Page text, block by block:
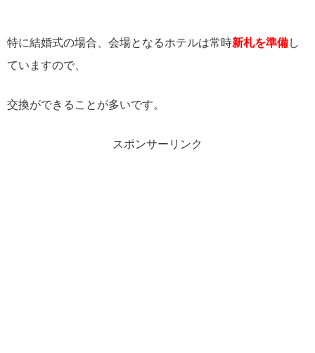
特に結婚式の場合、会場となるホテルは常時新札を準備し
ていますので、
交換ができることが多いです。
スポンサーリンク